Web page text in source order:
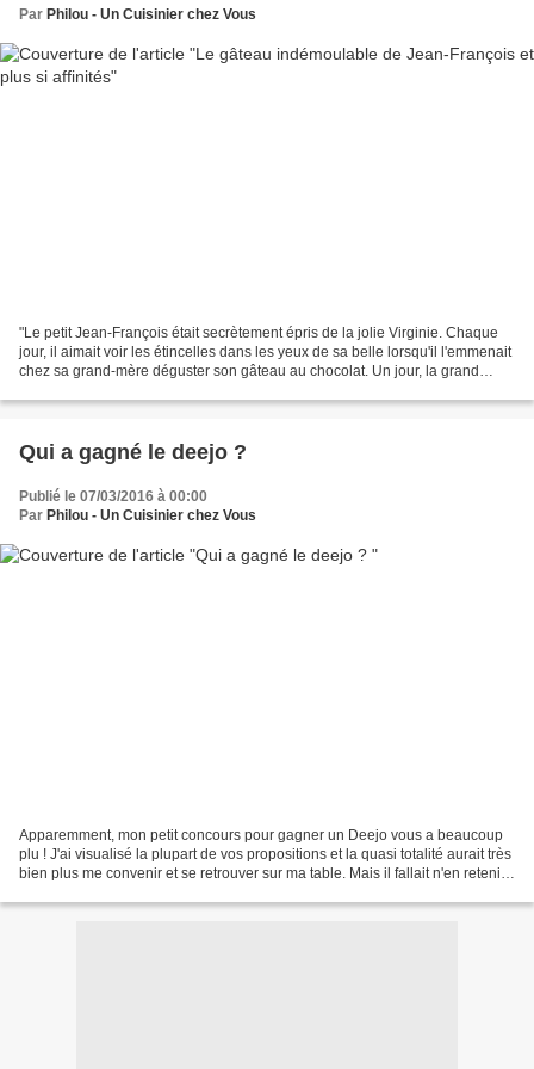
Par Philou - Un Cuisinier chez Vous
"Le petit Jean-François était secrètement épris de la jolie Virginie. Chaque
jour, il aimait voir les étincelles dans les yeux de sa belle lorsqu'il l'emmenait
chez sa grand-mère déguster son gâteau au chocolat. Un jour, la grand
Qui a gagné le deejo ?
Publié le 07/03/2016 à 00:00
Par Philou - Un Cuisinier chez Vous
Apparemment, mon petit concours pour gagner un Deejo vous a beaucoup
plu ! J'ai visualisé la plupart de vos propositions et la quasi totalité aurait très
bien plus me convenir et se retrouver sur ma table. Mais il fallait n'en retenir